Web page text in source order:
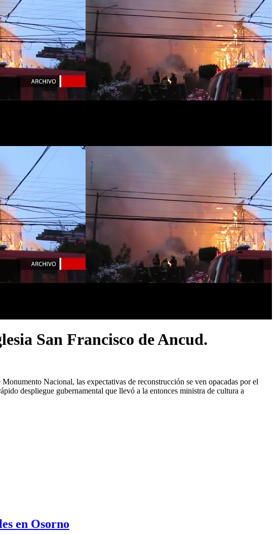
San Francisco de Ancud.
Nacional, las expectativas de reconstrucción se ven opacadas por el
despliegue gubernamental que llevó a la entonces ministra de cultura a
en Osorno